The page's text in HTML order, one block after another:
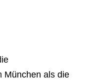
München als die